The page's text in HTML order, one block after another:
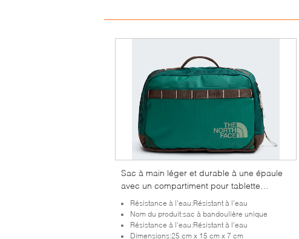
Sac à main léger et durable à une épaule
avec un compartiment pour tablette
rembourrée, une sangle réglable, des
détails réfléchissants et plusieurs poches
fermées à glissière
Résistance à l'eau:Résistant à l'eau
Nom du produit:sac à bandoulière unique
Résistance à l'eau:Résistant à l'eau
Dimensions:25 cm x 15 cm x 7 cm